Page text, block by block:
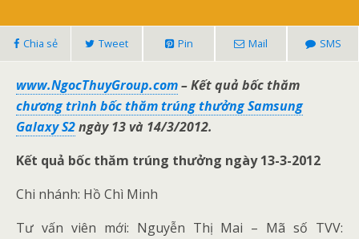
Chia sẻ Tweet Pin Mail SMS
www.NgocThuyGroup.com– Kết quả bốc thăm
chương trình bốc thăm trúng thưởng Samsung
Galaxy S2ngày 13 và 14/3/2012.
Kết quả bốc thăm trúng thưởng ngày 13-3-2012
Chi nhánh: Hồ Chì Minh
Tư vấn viên mới: Nguyễn Thị Mai – Mã số TVV: